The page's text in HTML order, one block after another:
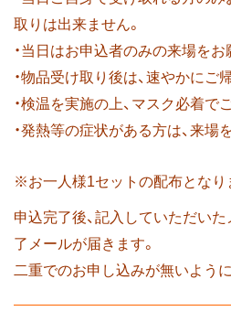
取りは出来ません。
・当日はお申込者のみの来場をお
・物品受け取り後は、速やかにご
・検温を実施の上、マスク必着で
・発熱等の症状がある方は、来場
※お一人様1セットの配布となり
申込完了後、記入していただい
了メールが届きます。
二重でのお申し込みが無いよう